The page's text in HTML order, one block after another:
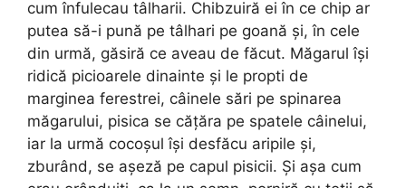
cum înfulecau tâlharii. Chibzuiră ei în ce chip ar
putea să-i pună pe tâlhari pe goană și, în cele
din urmă, găsiră ce aveau de făcut. Măgarul își
ridică picioarele dinainte și le propti de
marginea ferestrei, câinele sări pe spinarea
măgarului, pisica se cățăra pe spatele câinelui,
iar la urmă cocoșul își desfăcu aripile și,
zburând, se așeză pe capul pisicii. Și așa cum